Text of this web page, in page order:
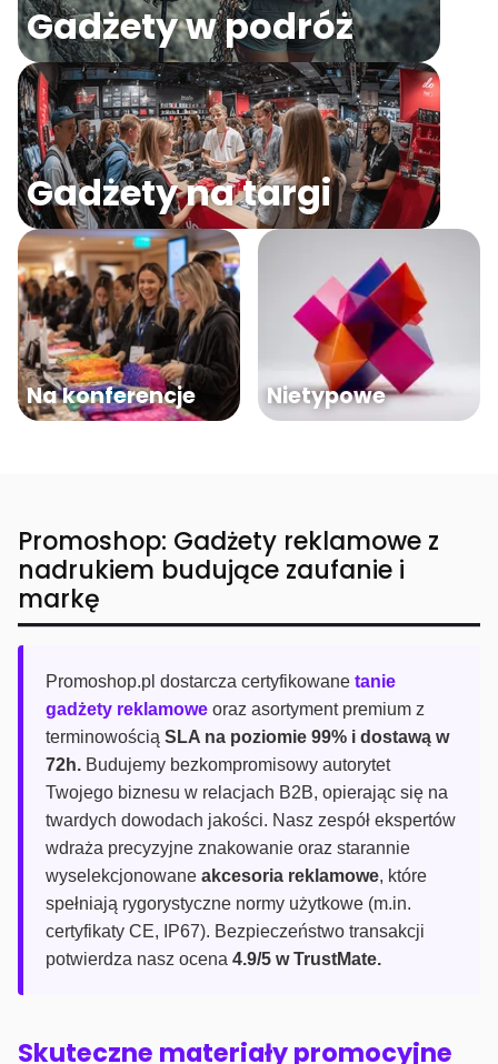
Gadżety w podróż
Gadżety na targi
Na konferencje Nietypowe
Promoshop: Gadżety reklamowe z
nadrukiem budujące zaufanie i
markę
Promoshop.pl dostarcza certyfikowane tanie
gadżety reklamowe oraz asortyment premium z
terminowością SLA na poziomie 99% i dostawą w
72h. Budujemy bezkompromisowy autorytet
Twojego biznesu w relacjach B2B, opierając się na
twardych dowodach jakości. Nasz zespół ekspertów
wdraża precyzyjne znakowanie oraz starannie
wyselekcjonowane akcesoria reklamowe, które
spełniają rygorystyczne normy użytkowe (m.in.
certyfikaty CE, IP67). Bezpieczeństwo transakcji
potwierdza nasz ocena 4.9/5 w TrustMate.
Skuteczne materiały promocyjne